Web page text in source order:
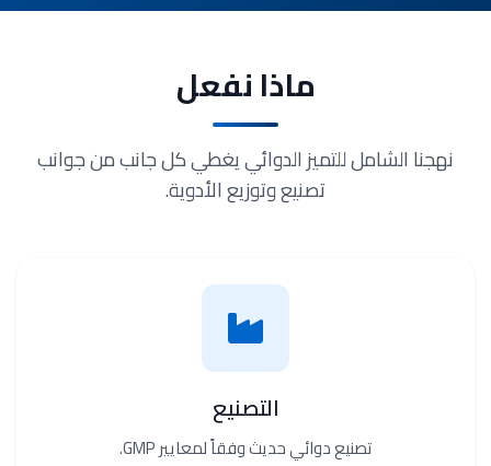
ماذا نفعل
نهجنا الشامل للتميز الدوائي يغطي كل جانب من جوانب
تصنيع وتوزيع الأدوية.
التصنيع
تصنيع دوائي حديث وفقاً لمعايير GMP.